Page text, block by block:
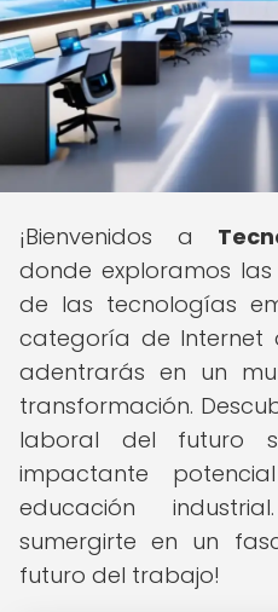
¡Bienvenidos a
donde exploramos
de las tecnologías
categoría de Internet
adentrarás en un
transformación.
laboral del futuro
impactante
educación
sumergirte en un
futuro del trabajo!